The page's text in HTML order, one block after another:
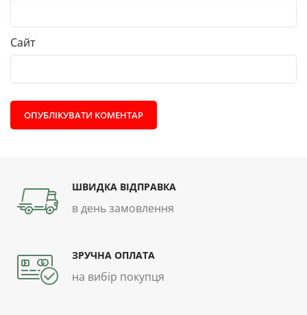
Сайт
ШВИДКА ВІДПРАВКА
в день замовлення
ЗРУЧНА ОПЛАТА
на вибір покупця